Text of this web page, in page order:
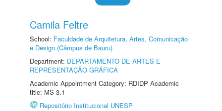
Camila Feltre
School: Faculdade de Arquitetura, Artes, Comunicação
e Design (Câmpus de Bauru)
Department: DEPARTAMENTO DE ARTES E
REPRESENTAÇÃO GRÁFICA
Academic Appointment Category: RDIDP Academic
title: MS-3.1
Repositório Institucional UNESP